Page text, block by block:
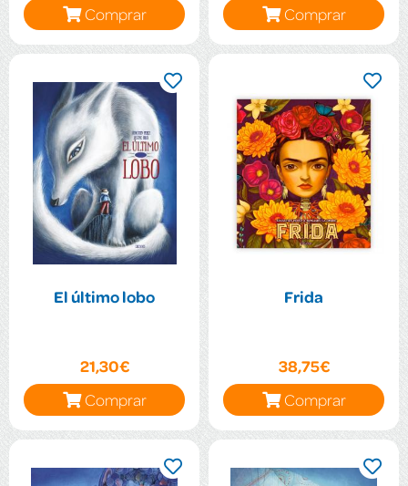
Comprar Comprar
El último lobo
21,30€
Comprar
Frida
38,75€
Comprar